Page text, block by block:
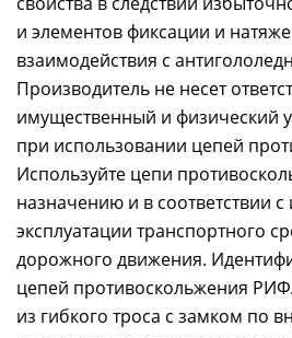
и элементов фиксации и
взаимодействия с
Производитель не несет
имущественный и физический
при использовании цепей
Используйте цепи
назначению и в соответствии с
эксплуатации транспортного
дорожного движения.
цепей противоскольжения
из гибкого троса с замком по